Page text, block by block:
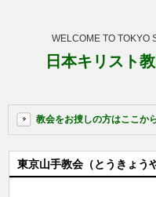
WELCOME TO TOKYO
日本キリスト
教会をお捜しの方はここか
東京山手教会（とうきょう